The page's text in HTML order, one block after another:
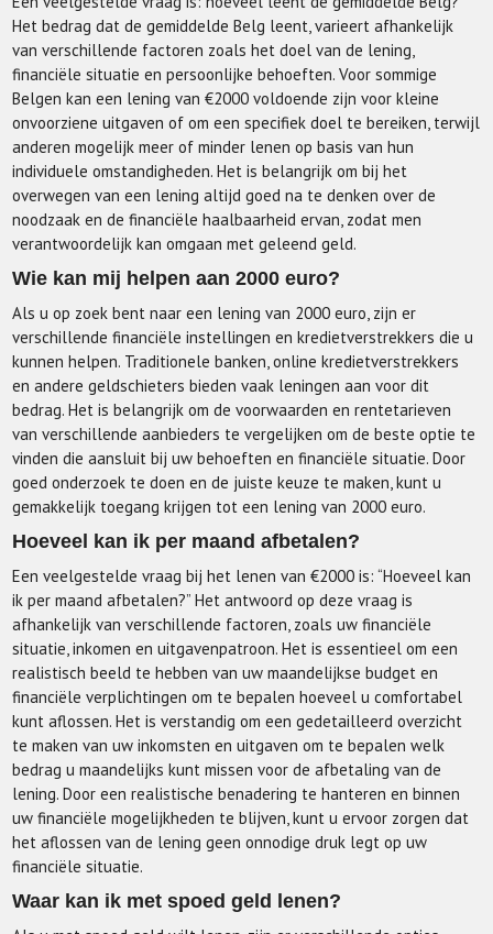
Het bedrag dat de gemiddelde Belg leent, varieert afhankelijk
van verschillende factoren zoals het doel van de lening,
financiële situatie en persoonlijke behoeften. Voor sommige
Belgen kan een lening van €2000 voldoende zijn voor kleine
onvoorziene uitgaven of om een specifiek doel te bereiken, terwijl
anderen mogelijk meer of minder lenen op basis van hun
individuele omstandigheden. Het is belangrijk om bij het
overwegen van een lening altijd goed na te denken over de
noodzaak en de financiële haalbaarheid ervan, zodat men
verantwoordelijk kan omgaan met geleend geld.
Wie kan mij helpen aan 2000 euro?
Als u op zoek bent naar een lening van 2000 euro, zijn er
verschillende financiële instellingen en kredietverstrekkers die u
kunnen helpen. Traditionele banken, online kredietverstrekkers
en andere geldschieters bieden vaak leningen aan voor dit
bedrag. Het is belangrijk om de voorwaarden en rentetarieven
van verschillende aanbieders te vergelijken om de beste optie te
vinden die aansluit bij uw behoeften en financiële situatie. Door
goed onderzoek te doen en de juiste keuze te maken, kunt u
gemakkelijk toegang krijgen tot een lening van 2000 euro.
Hoeveel kan ik per maand afbetalen?
Een veelgestelde vraag bij het lenen van €2000 is: “Hoeveel kan
ik per maand afbetalen?” Het antwoord op deze vraag is
afhankelijk van verschillende factoren, zoals uw financiële
situatie, inkomen en uitgavenpatroon. Het is essentieel om een
realistisch beeld te hebben van uw maandelijkse budget en
financiële verplichtingen om te bepalen hoeveel u comfortabel
kunt aflossen. Het is verstandig om een gedetailleerd overzicht
te maken van uw inkomsten en uitgaven om te bepalen welk
bedrag u maandelijks kunt missen voor de afbetaling van de
lening. Door een realistische benadering te hanteren en binnen
uw financiële mogelijkheden te blijven, kunt u ervoor zorgen dat
het aflossen van de lening geen onnodige druk legt op uw
financiële situatie.
Waar kan ik met spoed geld lenen?